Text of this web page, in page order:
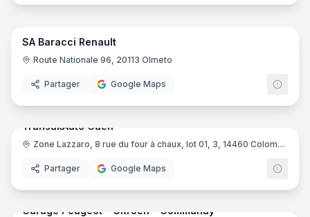
22
SA Baracci Renault
Route Nationale 96, 20113 Olmeto
Partager Google Maps
TransakAuto Caen
Zone Lazzaro, 8 rue du four à chaux, lot 01, 3, 14460 Colombelles
Partager Google Maps
Garage Peugeot - Citroen - Communay